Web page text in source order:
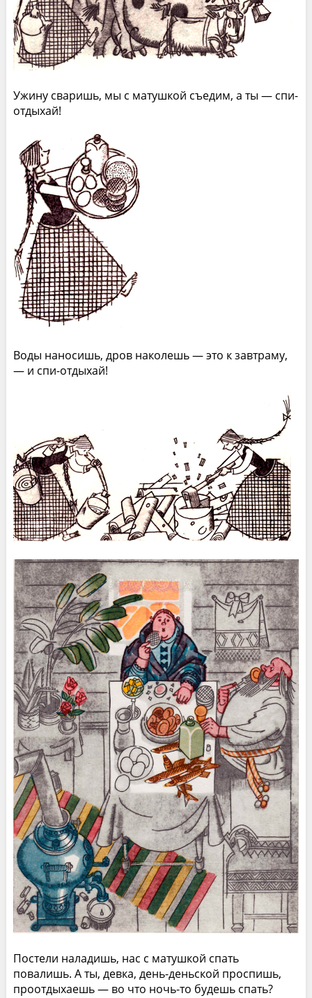
Ужину сваришь, мы с матушкой съедим, а ты — спи-
отдыхай!
Воды наносишь, дров наколешь — это к завтраму,
— и спи-отдыхай!
Постели наладишь, нас с матушкой спать
повалишь. А ты, девка, день-деньской проспишь,
проотдыхаешь — во что ночь-то будешь спать?